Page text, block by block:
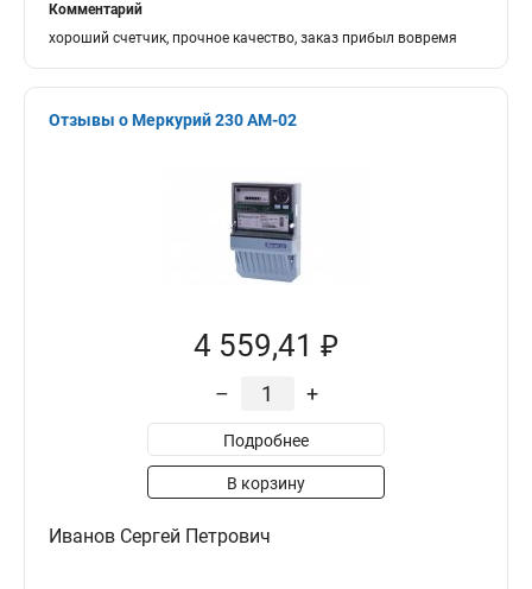
Комментарий
хороший счетчик, прочное качество, заказ прибыл вовремя
Отзывы о Меркурий 230 АМ-02
4 559,41 ₽
– +
Подробнее
В корзину
Иванов Сергей Петрович